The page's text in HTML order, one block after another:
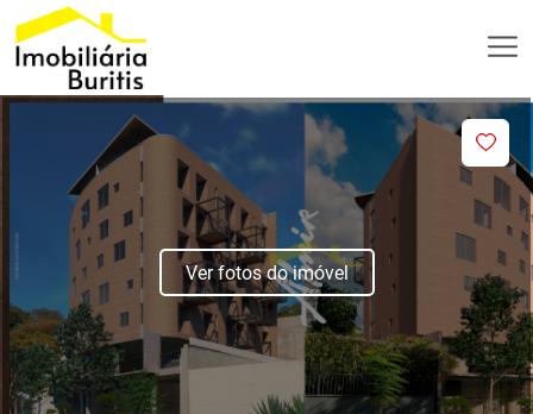
Ver fotos do imóvel